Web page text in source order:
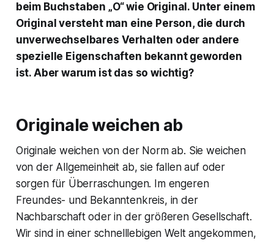
beim Buchstaben „O“ wie Original. Unter einem
Original versteht man eine Person, die durch
unverwechselbares Verhalten oder andere
spezielle Eigenschaften bekannt geworden
ist. Aber warum ist das so wichtig?
Originale weichen ab
Originale weichen von der Norm ab. Sie weichen
von der Allgemeinheit ab, sie fallen auf oder
sorgen für Überraschungen. Im engeren
Freundes- und Bekanntenkreis, in der
Nachbarschaft oder in der größeren Gesellschaft.
Wir sind in einer schnelllebigen Welt angekommen,